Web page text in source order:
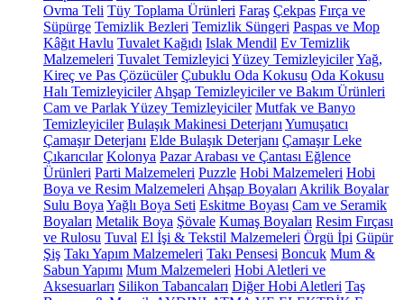
Ovma Teli Tüy Toplama Ürünleri Faraş Çekpas Fırça ve
Süpürge Temizlik Bezleri Temizlik Süngeri Paspas ve Mop
Kâğıt Havlu Tuvalet Kağıdı Islak Mendil Ev Temizlik
Malzemeleri Tuvalet Temizleyici Yüzey TemizleyicilerYağ,
Kireç ve Pas Çözücüler Çubuklu Oda Kokusu Oda Kokusu
Halı Temizleyiciler Ahşap Temizleyiciler ve Bakım Ürünleri
Cam ve Parlak Yüzey Temizleyiciler Mutfak ve Banyo
Temizleyiciler Bulaşık Makinesi Deterjanı Yumuşatıcı
Çamaşır Deterjanı Elde Bulaşık Deterjanı Çamaşır Leke
Çıkarıcılar Kolonya Pazar Arabası ve Çantası Eğlence
Ürünleri Parti Malzemeleri Puzzle Hobi Malzemeleri Hobi
Boya ve Resim Malzemeleri Ahşap Boyaları Akrilik Boyalar
Sulu Boya Yağlı Boya Seti Eskitme Boyası Cam ve Seramik
Boyaları Metalik Boya Şövale Kumaş Boyaları Resim Fırçası
ve Rulosu Tuval El İşi & Tekstil Malzemeleri Örgü İpi Güpür
Şiş Takı Yapım Malzemeleri Takı Pensesi Boncuk Mum &
Sabun Yapımı Mum Malzemeleri Hobi Aletleri ve
Aksesuarları Silikon Tabancaları Diğer Hobi Aletleri Taş